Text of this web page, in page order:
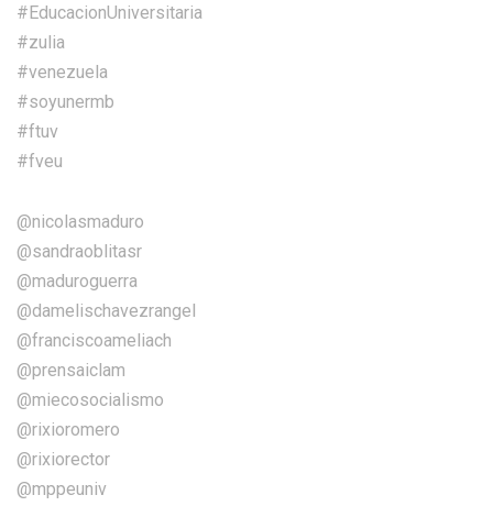
#EducacionUniversitaria
#zulia
#venezuela
#soyunermb
#ftuv
#fveu
@nicolasmaduro
@sandraoblitasr
@maduroguerra
@damelischavezrangel
@franciscoameliach
@prensaiclam
@miecosocialismo
@rixioromero
@rixiorector
@mppeuniv